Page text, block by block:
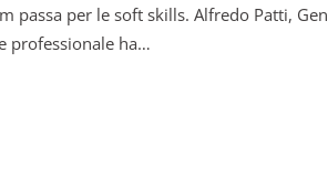
passa per le soft skills. Alfredo Patti,
professionale ha…